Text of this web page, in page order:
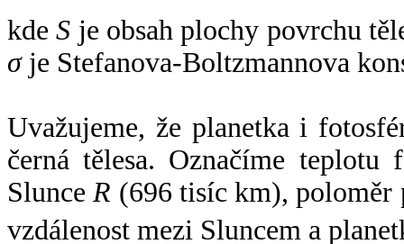
kdeS je obsah plochy povrchu
σje Stefanova-Boltzmannova
Uvažujeme, že planetka i
černá tělesa. Označíme
SlunceR (696 tisíc km),
vzdálenost mezi Sluncem a